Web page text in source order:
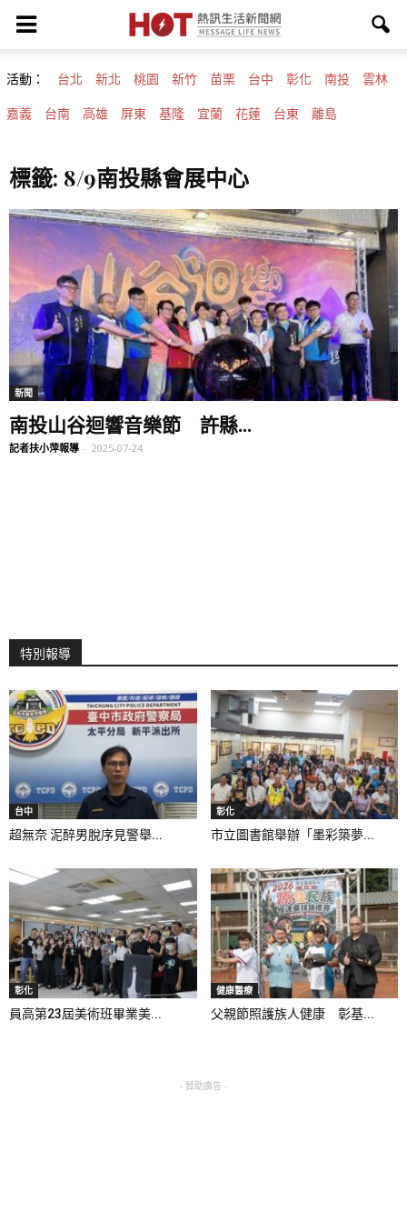
活動： 台北 新北 桃園 新竹 苗栗 台中 彰化 南投 雲林
嘉義 台南 高雄 屏東 基隆 宜蘭 花蓮 台東 離島
標籤: 8/9南投縣會展中心
新聞
南投山谷迴響音樂節 許縣...
記者扶小萍報導 - 2025-07-24
特別報導
台中
超無奈 泥醉男脫序見警舉...
彰化
市立圖書館舉辦「墨彩築夢...
彰化
員高第23屆美術班畢業美...
健康醫療
父親節照護族人健康 彰基...
- 贊助廣告 -